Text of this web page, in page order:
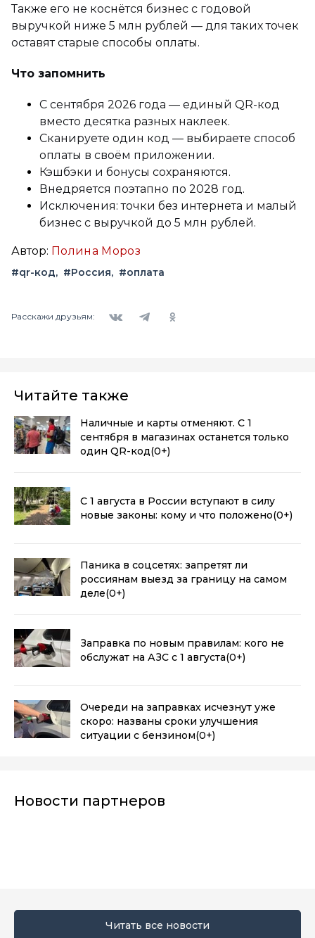
Также его не коснётся бизнес с годовой
выручкой ниже 5 млн рублей — для таких точек
оставят старые способы оплаты.
Что запомнить
С сентября 2026 года — единый QR-код
вместо десятка разных наклеек.
Сканируете один код — выбираете способ
оплаты в своём приложении.
Кэшбэки и бонусы сохраняются.
Внедряется поэтапно по 2028 год.
Исключения: точки без интернета и малый
бизнес с выручкой до 5 млн рублей.
Автор: Полина Мороз
#qr-код #Россия #оплата
Расскажи друзьям:
Читайте также
Наличные и карты отменяют. С 1
сентября в магазинах останется только
один QR-код(0+)
С 1 августа в России вступают в силу
новые законы: кому и что положено(0+)
Паника в соцсетях: запретят ли
россиянам выезд за границу на самом
деле(0+)
Заправка по новым правилам: кого не
обслужат на АЗС с 1 августа(0+)
Очереди на заправках исчезнут уже
скоро: названы сроки улучшения
ситуации с бензином(0+)
Новости партнеров
Читать все новости